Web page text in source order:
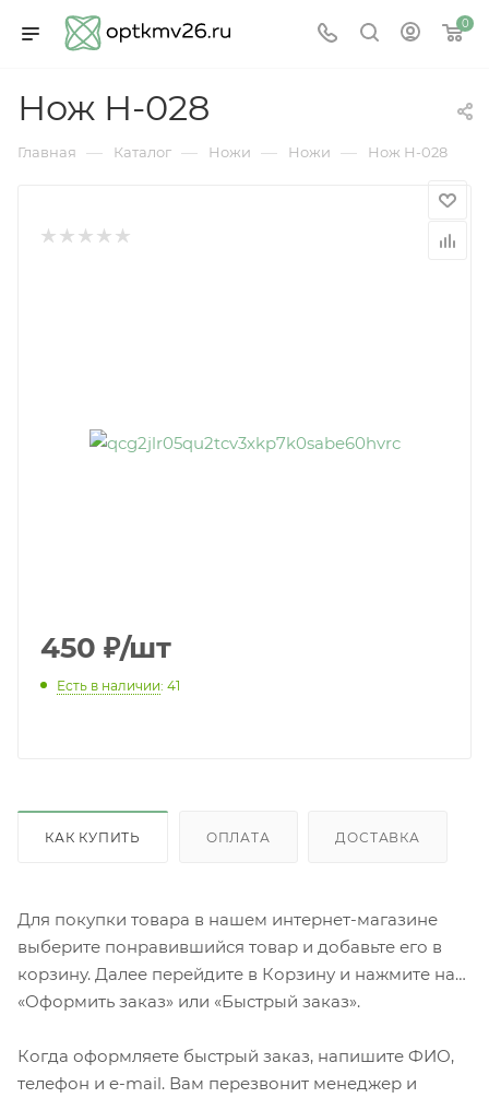
0
Нож Н-028
Главная — Каталог — Ножи — Ножи — Нож Н-028
450 ₽/шт
Есть в наличии: 41
КАК КУПИТЬ ОПЛАТА ДОСТАВКА
Для покупки товара в нашем интернет-магазине
выберите понравившийся товар и добавьте его в
корзину. Далее перейдите в Корзину и нажмите на
«Оформить заказ» или «Быстрый заказ».
Когда оформляете быстрый заказ, напишите ФИО,
телефон и e-mail. Вам перезвонит менеджер и